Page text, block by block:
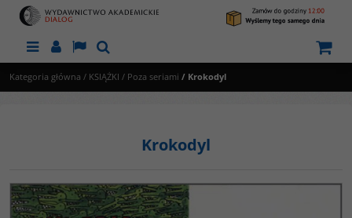
MenuPanelLangSzukaj
Kategoria główna / KSIĄŻKI / Poza seriami / Krokodyl
Krokodyl